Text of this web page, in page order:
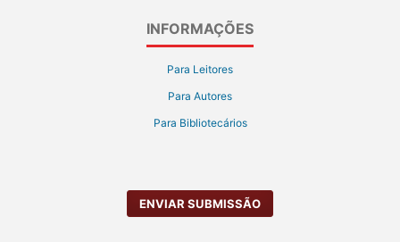
INFORMAÇÕES
Para Leitores
Para Autores
Para Bibliotecários
ENVIAR SUBMISSÃO